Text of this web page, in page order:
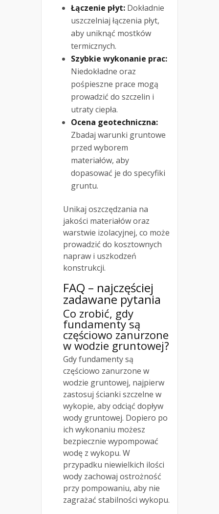
Łączenie płyt: Dokładnie
uszczelniaj łączenia płyt,
aby uniknąć mostków
termicznych.
Szybkie wykonanie prac:
Niedokładne oraz
pośpieszne prace mogą
prowadzić do szczelin i
utraty ciepła.
Ocena geotechniczna:
Zbadaj warunki gruntowe
przed wyborem
materiałów, aby
dopasować je do specyfiki
gruntu.
Unikaj oszczędzania na
jakości materiałów oraz
warstwie izolacyjnej, co może
prowadzić do kosztownych
napraw i uszkodzeń
konstrukcji.
FAQ – najczęściej
zadawane pytania
Co zrobić, gdy
fundamenty są
częściowo zanurzone
w wodzie gruntowej?
Gdy fundamenty są
częściowo zanurzone w
wodzie gruntowej, najpierw
zastosuj ścianki szczelne w
wykopie, aby odciąć dopływ
wody gruntowej. Dopiero po
ich wykonaniu możesz
bezpiecznie wypompować
wodę z wykopu. W
przypadku niewielkich ilości
wody zachowaj ostrożność
przy pompowaniu, aby nie
zagrażać stabilności wykopu.